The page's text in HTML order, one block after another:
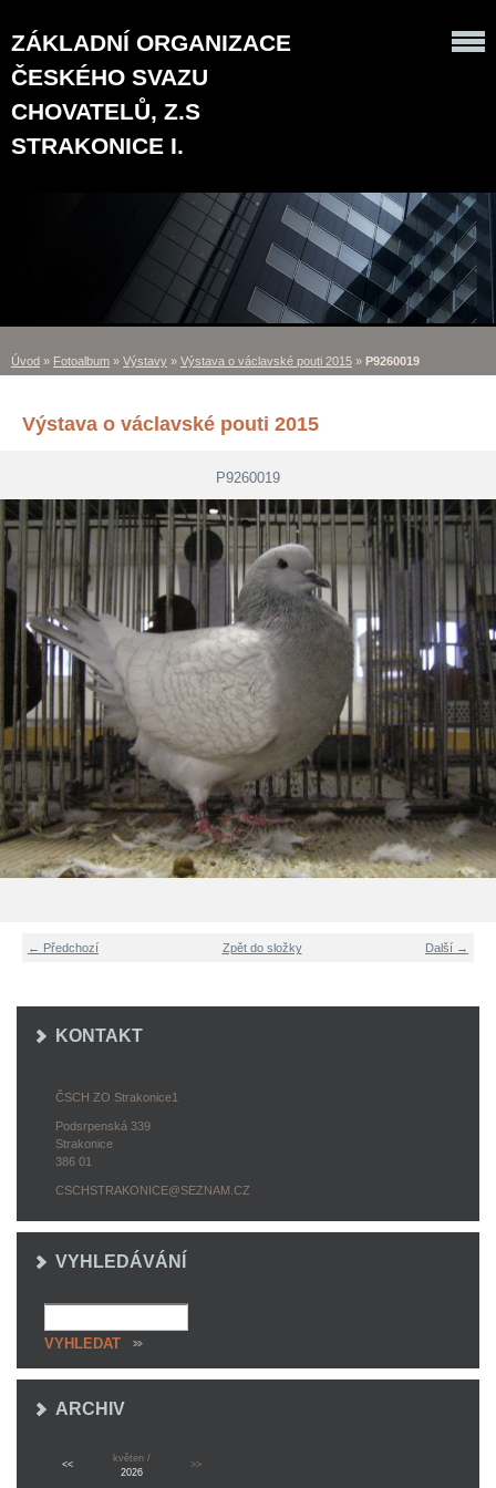
ZÁKLADNÍ ORGANIZACE
ČESKÉHO SVAZU
CHOVATELŮ, Z.S
STRAKONICE I.
Úvod » Fotoalbum » Výstavy » Výstava o václavské pouti 2015 » P9260019
Výstava o václavské pouti 2015
P9260019
← Předchozí Další →
Zpět do složky
KONTAKT
ČSCH ZO Strakonice1
Podsrpenská 339
Strakonice
386 01
CSCHSTRAKONICE@SEZNAM.CZ
VYHLEDÁVÁNÍ
ARCHIV
<<
květen /
2026
>>